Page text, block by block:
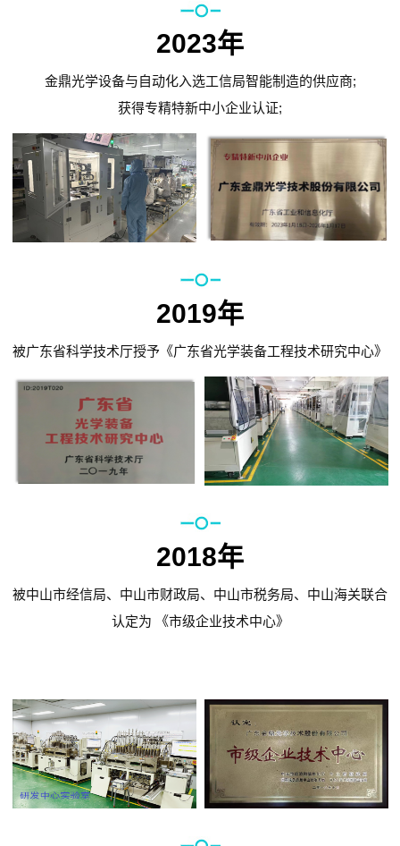
2023年
金鼎光学设备与自动化入选工信局智能制造的供应商;
获得专精特新中小企业认证;
2019年
被广东省科学技术厅授予《广东省光学装备工程技术研究中心》
2018年
被中山市经信局、中山市财政局、中山市税务局、中山海关联合
认定为 《市级企业技术中心》